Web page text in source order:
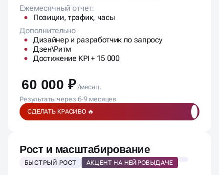
Ежемесячный отчет:
Позиции, трафик, часы
Дополнительно
Дизайнер и разработчик по запросу
Дзен\Ритм
Достижение KPI + 15 000
60 000 ₽ /месяц.
Результаты через 6-9 месяцев
СДЕЛАТЬ КРАСИВО 🔥
Рост и масштабирование
БЫСТРЫЙ РОСТ АКЦЕНТ НА НЕЙРОВЫДАЧЕ